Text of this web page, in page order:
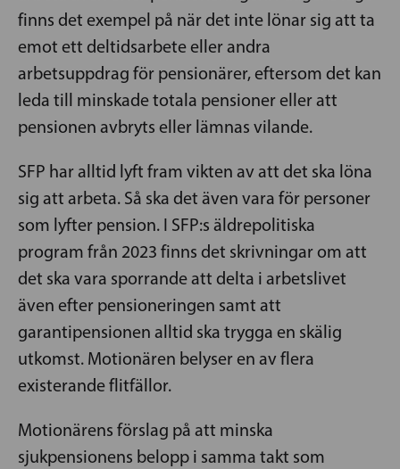
finns det exempel på när det inte lönar sig att ta
emot ett deltidsarbete eller andra
arbetsuppdrag för pensionärer, eftersom det kan
leda till minskade totala pensioner eller att
pensionen avbryts eller lämnas vilande.
SFP har alltid lyft fram vikten av att det ska löna
sig att arbeta. Så ska det även vara för personer
som lyfter pension. I SFP:s äldrepolitiska
program från 2023 finns det skrivningar om att
det ska vara sporrande att delta i arbetslivet
även efter pensioneringen samt att
garantipensionen alltid ska trygga en skälig
utkomst. Motionären belyser en av flera
existerande flitfällor.
Motionärens förslag på att minska
sjukpensionens belopp i samma takt som